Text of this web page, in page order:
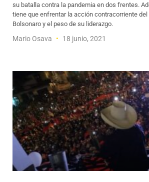
su batalla contra la pandemia en dos frentes.
tiene que enfrentar la acción contracorriente
Bolsonaro y el peso de su liderazgo.
Mario Osava 18 junio, 2021